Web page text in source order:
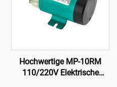
Hochwertige MP-10RM
110/220V Elektrische